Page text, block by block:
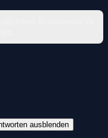
ausblenden